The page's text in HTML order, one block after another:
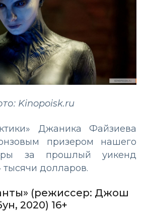
Kinopoisk.ru
Джаника Файзиева
призером нашего
за прошлый уикенд
тысячи долларов.
(режиссер: Джош
2020) 16+